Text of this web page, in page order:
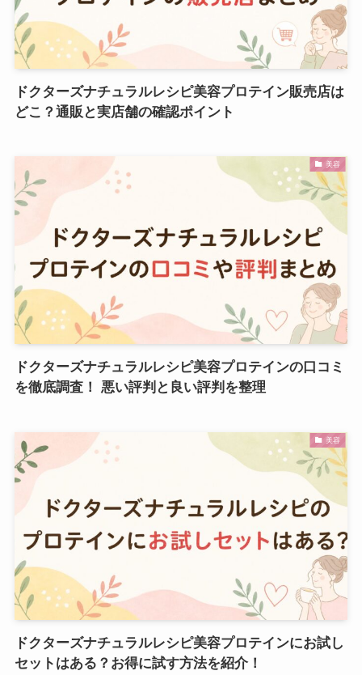
ドクターズナチュラルレシピ美容プロテイン販売店は
どこ？通販と実店舗の確認ポイント
美容
ドクターズナチュラルレシピ美容プロテインの口コミ
を徹底調査！ 悪い評判と良い評判を整理
美容
ドクターズナチュラルレシピ美容プロテインにお試し
セットはある？お得に試す方法を紹介！